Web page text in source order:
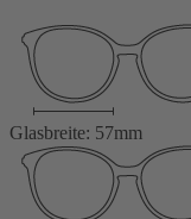
Glasbreite: 57mm